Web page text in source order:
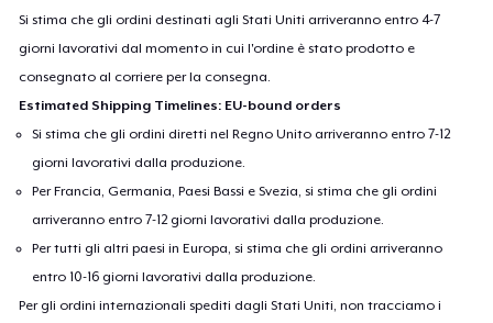
Si stima che gli ordini destinati agli Stati Uniti arriveranno entro 4-7
giorni lavorativi dal momento in cui l'ordine è stato prodotto e
consegnato al corriere per la consegna.
Estimated Shipping Timelines: EU-bound orders
Si stima che gli ordini diretti nel Regno Unito arriveranno entro 7-12
giorni lavorativi dalla produzione.
Per Francia, Germania, Paesi Bassi e Svezia, si stima che gli ordini
arriveranno entro 7-12 giorni lavorativi dalla produzione.
Per tutti gli altri paesi in Europa, si stima che gli ordini arriveranno
entro 10-16 giorni lavorativi dalla produzione.
Per gli ordini internazionali spediti dagli Stati Uniti, non tracciamo i